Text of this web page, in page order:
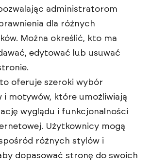
administratorom
dla różnych
Można określić, kto ma
edytować lub usuwać
oferuje szeroki wybór
i motywów, które umożliwiają
wyglądu i funkcjonalności
Użytkownicy mogą
różnych stylów i
dopasować stronę do swoich